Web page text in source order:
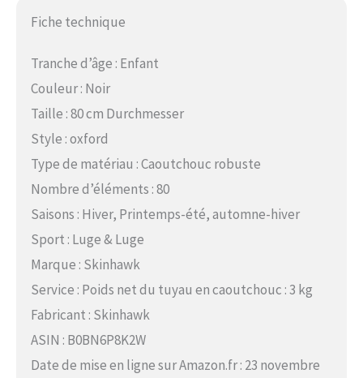
Fiche technique
Tranche d’âge : Enfant
Couleur : Noir
Taille : 80 cm Durchmesser
Style : oxford
Type de matériau : Caoutchouc robuste
Nombre d’éléments : 80
Saisons : Hiver, Printemps-été, automne-hiver
Sport : Luge & Luge
Marque : Skinhawk
Service : Poids net du tuyau en caoutchouc : 3 kg
Fabricant : Skinhawk
ASIN : B0BN6P8K2W
Date de mise en ligne sur Amazon.fr : 23 novembre